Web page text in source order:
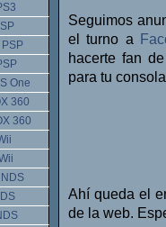
Seguimos
el turno a
hacerte fan
para tu
Ahí queda el
de la web.
One
360
360